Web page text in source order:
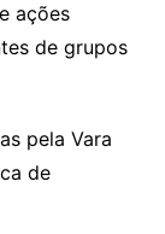
ações
de grupos
pela Vara
de